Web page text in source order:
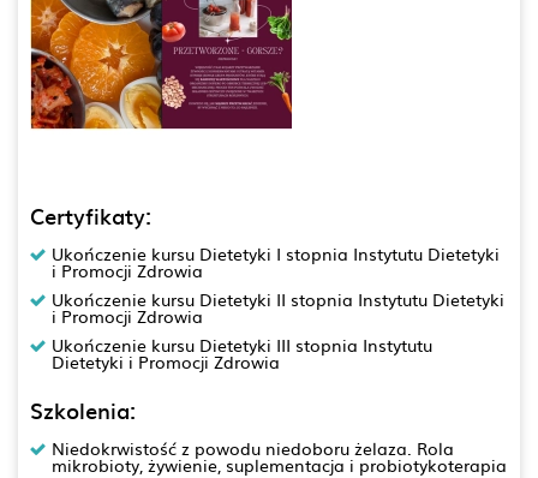
Certyfikaty:
Ukończenie kursu Dietetyki I stopnia Instytutu Dietetyki
i Promocji Zdrowia
Ukończenie kursu Dietetyki II stopnia Instytutu Dietetyki
i Promocji Zdrowia
Ukończenie kursu Dietetyki III stopnia Instytutu
Dietetyki i Promocji Zdrowia
Szkolenia:
Niedokrwistość z powodu niedoboru żelaza. Rola
mikrobioty, żywienie, suplementacja i probiotykoterapia